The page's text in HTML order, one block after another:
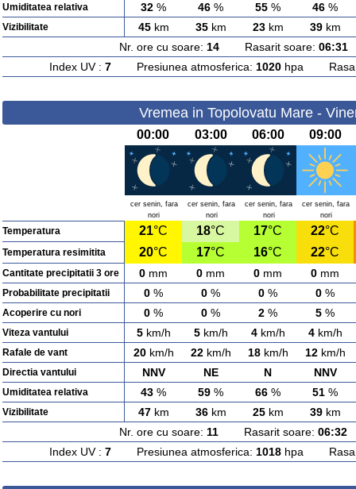
Umiditatea relativa 32 % 46 % 55 % 46 %
Vizibilitate 45km 35km 23km 39km
Nr. ore cu soare: 14Rasarit soare: 06:31
Index UV : 7Presiunea atmosferica: 1020hpa
Vremea in Topolovatu Mare -
00:00 03:00 06:00 09:00
cer senin, fara
nori
cer senin, fara
nori
cer senin, fara
nori
cer senin, fara
nori
Temperatura 21°C 18°C 17°C 22°C
Temperatura resimitita 20°C 17°C 16°C 22°C
Cantitate precipitatii 3 ore 0 mm 0 mm 0 mm 0 mm
Probabilitate precipitatii 0 % 0 % 0 % 0 %
Acoperire cu nori 0 % 0 % 2 % 5 %
Viteza vantului 5km/h 5km/h 4km/h 4km/h
Rafale de vant 20km/h 22km/h 18km/h 12km/h
Directia vantului NNV NE N NNV
Umiditatea relativa 43 % 59 % 66 % 51 %
Vizibilitate 47km 36km 25km 39km
Nr. ore cu soare: 11 Rasarit soare: 06:32
Index UV : 7Presiunea atmosferica: 1018hpa